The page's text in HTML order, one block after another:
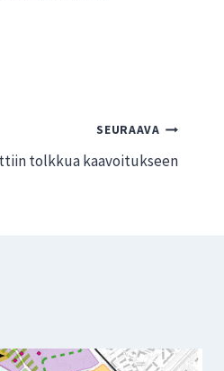
SEURAAVA
tolkkua kaavoitukseen